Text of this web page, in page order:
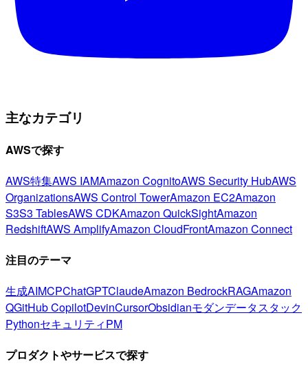
主なカテゴリ
AWSで探す
AWS特集AWS IAMAmazon CognitoAWS Security HubAWS
OrganizationsAWS Control TowerAmazon EC2Amazon
S3S3 TablesAWS CDKAmazon QuickSightAmazon
RedshiftAWS AmplifyAmazon CloudFrontAmazon Connect
注目のテーマ
生成AIMCPChatGPTClaudeAmazon BedrockRAGAmazon
QGitHub CopilotDevinCursorObsidianモダンデータスタック
PythonセキュリティPM
プロダクトやサービスで探す